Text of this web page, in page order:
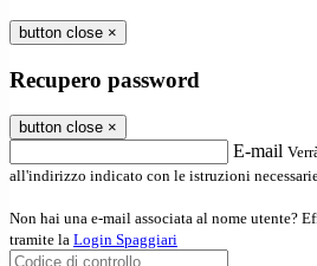
button close ×
Recupero password
button close ×
E-mail
all'indirizzo indicato con le istruzioni
Non hai una e-mail associata al nome utente?
tramite la Login Spaggiari